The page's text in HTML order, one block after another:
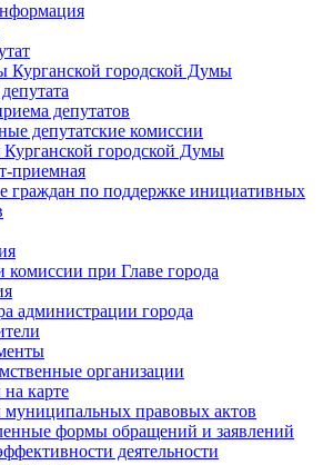
Курганской городской Думы
депутатов
депутатские комиссии
городской Думы
приемная
граждан по поддержке инициативных
комиссии при Главе города
администрации города
организации
карте
правовых актов
формы обращений и заявлений
деятельности